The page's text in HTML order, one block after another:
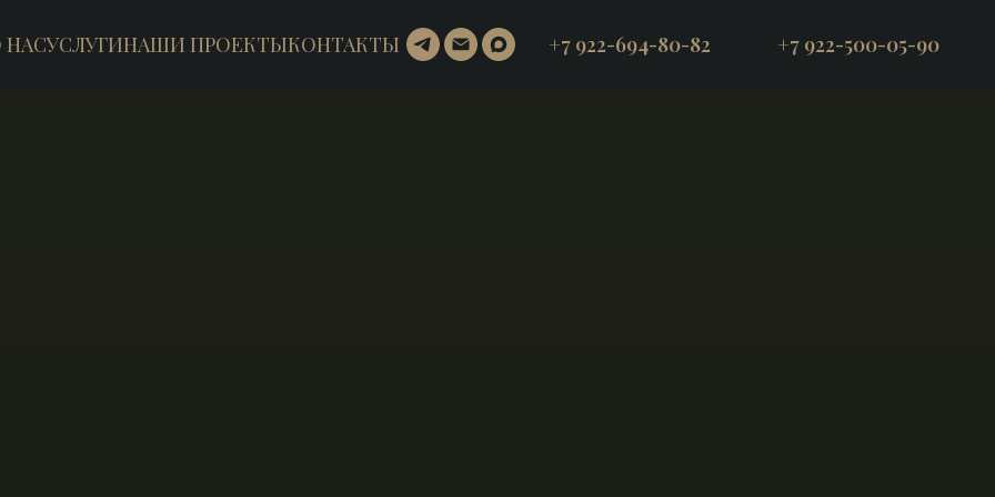
НАСУСЛУГИНАШИ ПРОЕКТЫКОНТАКТЫ +7 922-694-80-82 +7 922-500-05-90